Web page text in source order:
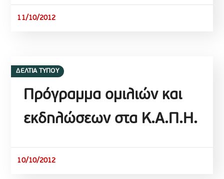
11/10/2012
ΔΕΛΤΙΑ ΤΥΠΟΥ
Πρόγραμμα ομιλιών και
εκδηλώσεων στα Κ.Α.Π.Η.
10/10/2012